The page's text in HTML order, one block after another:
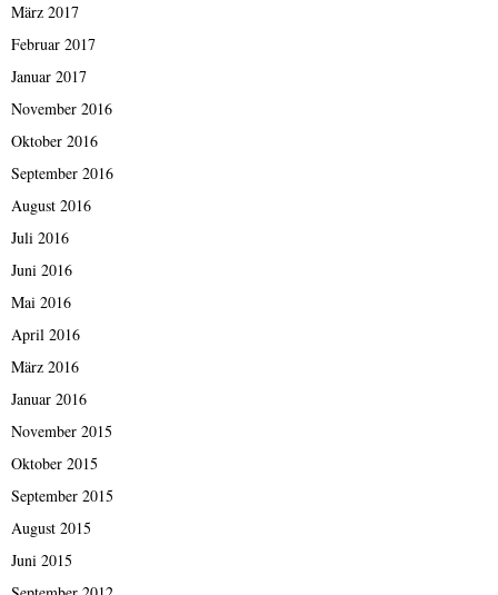
März 2017
Februar 2017
Januar 2017
November 2016
Oktober 2016
September 2016
August 2016
Juli 2016
Juni 2016
Mai 2016
April 2016
März 2016
Januar 2016
November 2015
Oktober 2015
September 2015
August 2015
Juni 2015